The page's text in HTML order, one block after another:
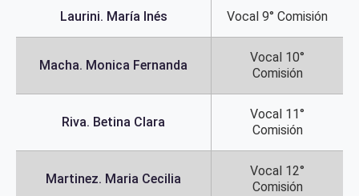
Laurini. María Inés Vocal 9° Comisión
Macha. Monica Fernanda
Vocal 10°
Comisión
Riva. Betina Clara
Vocal 11°
Comisión
Martinez. Maria Cecilia
Vocal 12°
Comisión